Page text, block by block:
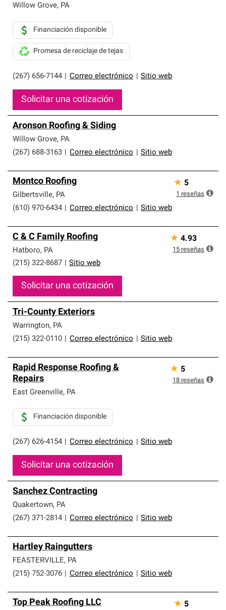
Willow Grove, PA
(267) 656-7144 Correo electrónico Sitio web
Financiación disponible
Promesa de reciclaje de tejas
Solicitar una cotización
Aronson Roofing & Siding
Willow Grove, PA
(267) 688-3163
Correo electrónico Sitio web
Montco Roofing
Gilbertsville, PA
(610) 970-6434
Correo electrónico Sitio web
★ 5
1 reseñas
C & C Family Roofing
Hatboro, PA
(215) 322-8687
Sitio web
Solicitar una cotización
★ 4.93
15 reseñas
Tri-County Exteriors
Warrington, PA
(215) 322-0110
Correo electrónico Sitio web
Rapid Response Roofing &
Repairs
East Greenville, PA
(267) 626-4154 Correo electrónico Sitio web
Financiación disponible
Solicitar una cotización
★ 5
18 reseñas
Sanchez Contracting
Quakertown, PA
(267) 371-2814
Correo electrónico Sitio web
Hartley Raingutters
FEASTERVILLE, PA
(215) 752-3076
Correo electrónico Sitio web
Top Peak Roofing LLC ★ 5